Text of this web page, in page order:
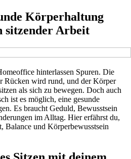
Körperhaltung
sitzender Arbeit
hinterlassen Spuren. Die
Rücken wird rund, und der Körper
als sich zu bewegen. Doch auch
ist es möglich, eine gesunde
Es braucht Geduld, Bewusstsein
im Alltag. Hier erfährst du,
und Körperbewusstsein